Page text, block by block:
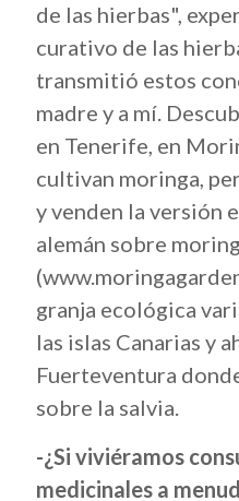
de las hierbas",
curativo de las
transmitió estos
madre y a mí.
en Tenerife, en
cultivan moringa,
y venden la versión
alemán sobre
granja ecológica
las islas Canarias y
Fuerteventura
sobre la salvia.
-¿Si viviéramos
medicinales a